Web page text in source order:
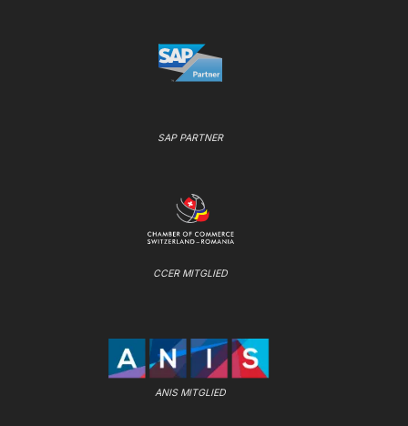
SAP PARTNER
CCER MITGLIED
ANIS MITGLIED